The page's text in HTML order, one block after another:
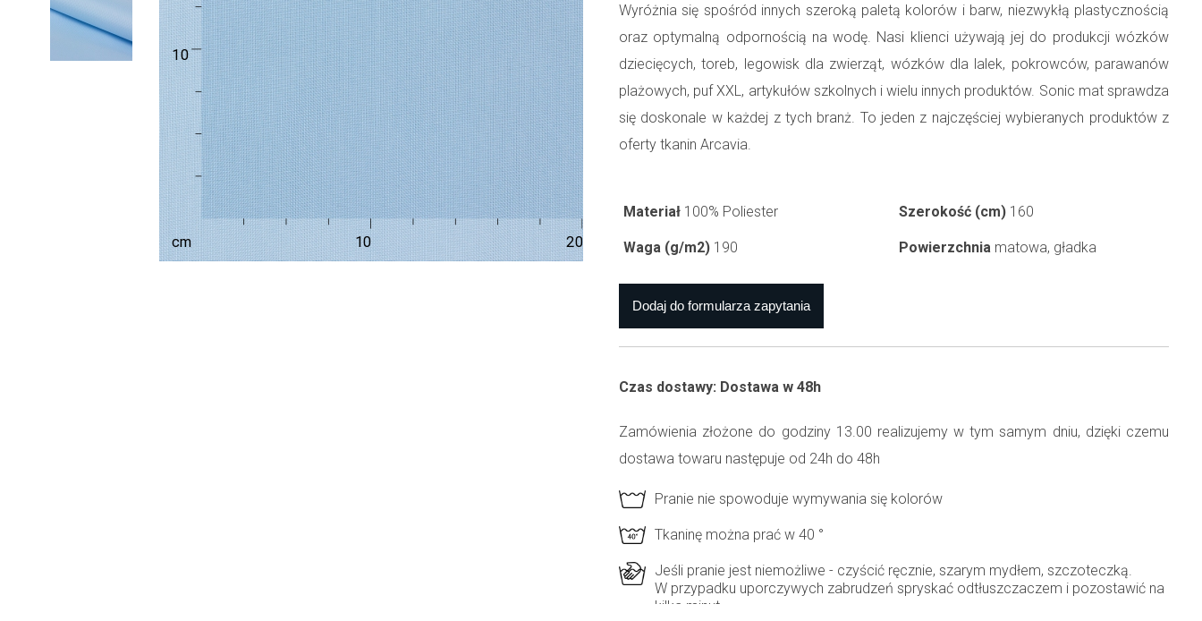
Wyróżnia się spośród innych szeroką paletą kolorów i barw, niezwykłą plastycznością
oraz optymalną odpornością na wodę. Nasi klienci używają jej do produkcji wózków
dziecięcych, toreb, legowisk dla zwierząt, wózków dla lalek, pokrowców, parawanów
plażowych, puf XXL, artykułów szkolnych i wielu innych produktów. Sonic mat sprawdza
się doskonale w każdej z tych branż. To jeden z najczęściej wybieranych produktów z
oferty tkanin Arcavia.
Materiał 100% Poliester Szerokość (cm) 160
Waga (g/m2) 190 Powierzchnia matowa, gładka
Czas dostawy: Dostawa w 48h
Zamówienia złożone do godziny 13.00 realizujemy w tym samym dniu, dzięki czemu
dostawa towaru następuje od 24h do 48h
Pranie nie spowoduje wymywania się kolorów
Tkaninę można prać w 40 °
Jeśli pranie jest niemożliwe - czyścić ręcznie, szarym mydłem, szczoteczką.
W przypadku uporczywych zabrudzeń spryskać odtłuszczaczem i pozostawić na
kilka minut.